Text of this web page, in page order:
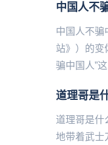
中国人不
中国人不骗
站》）的变
骗中国人”
道理哥是
道理哥是什
地带着武士